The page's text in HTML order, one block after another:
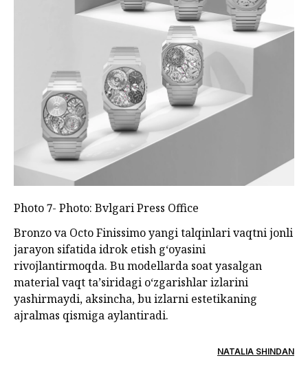
Photo 7- Photo: Bvlgari Press Office
Bronzo va Octo Finissimo yangi talqinlari vaqtni jonli
jarayon sifatida idrok etish g‘oyasini
rivojlantirmoqda. Bu modellarda soat yasalgan
material vaqt taʼsiridagi o‘zgarishlar izlarini
yashirmaydi, aksincha, bu izlarni estetikaning
ajralmas qismiga aylantiradi.
NATALIA SHINDAN